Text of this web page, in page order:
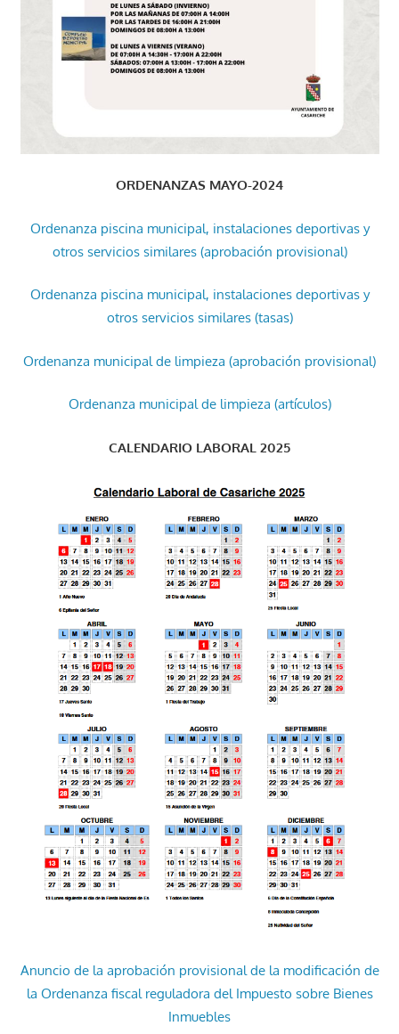
ORDENANZAS MAYO-2024
Ordenanza piscina municipal, instalaciones deportivas y
otros servicios similares (aprobación provisional)
Ordenanza piscina municipal, instalaciones deportivas y
otros servicios similares (tasas)
Ordenanza municipal de limpieza (aprobación provisional)
Ordenanza municipal de limpieza (artículos)
CALENDARIO LABORAL 2025
Anuncio de la aprobación provisional de la modificación de
la Ordenanza fiscal reguladora del Impuesto sobre Bienes
Inmuebles